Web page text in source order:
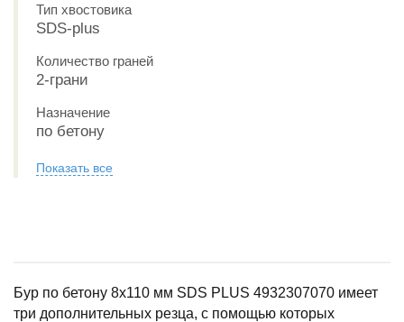
Тип хвостовика
SDS-plus
Количество граней
2-грани
Назначение
по бетону
Показать все
Бур по бетону 8х110 мм SDS PLUS 4932307070 имеет
три дополнительных резца, с помощью которых